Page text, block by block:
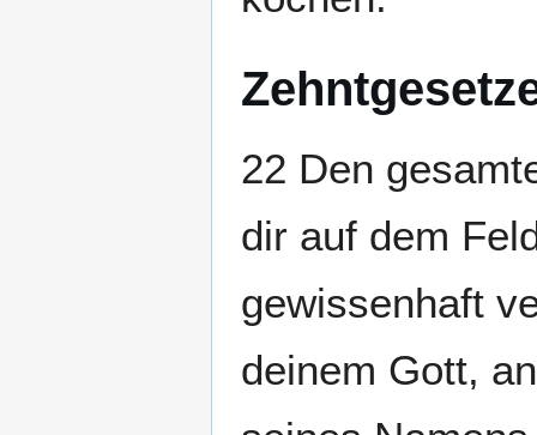
22 Den
dir auf dem
gewissenhaft
deinem Gott,